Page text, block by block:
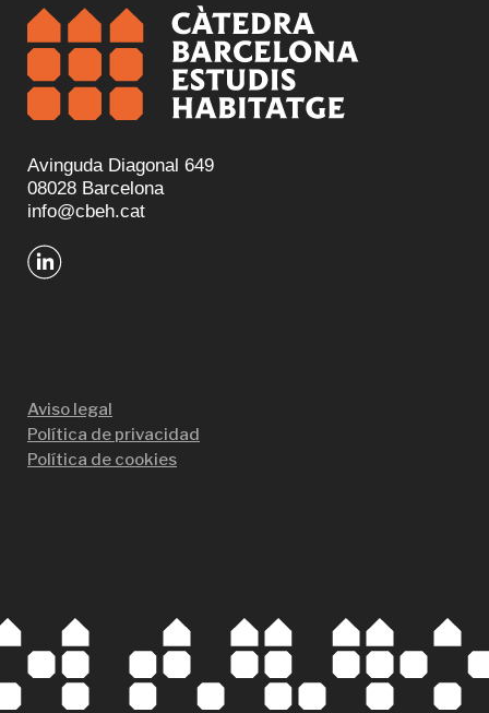
Avinguda Diagonal 649
08028 Barcelona
info@cbeh.cat
Aviso legal
Política de privacidad
Política de cookies